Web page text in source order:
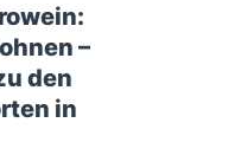
–
den
in